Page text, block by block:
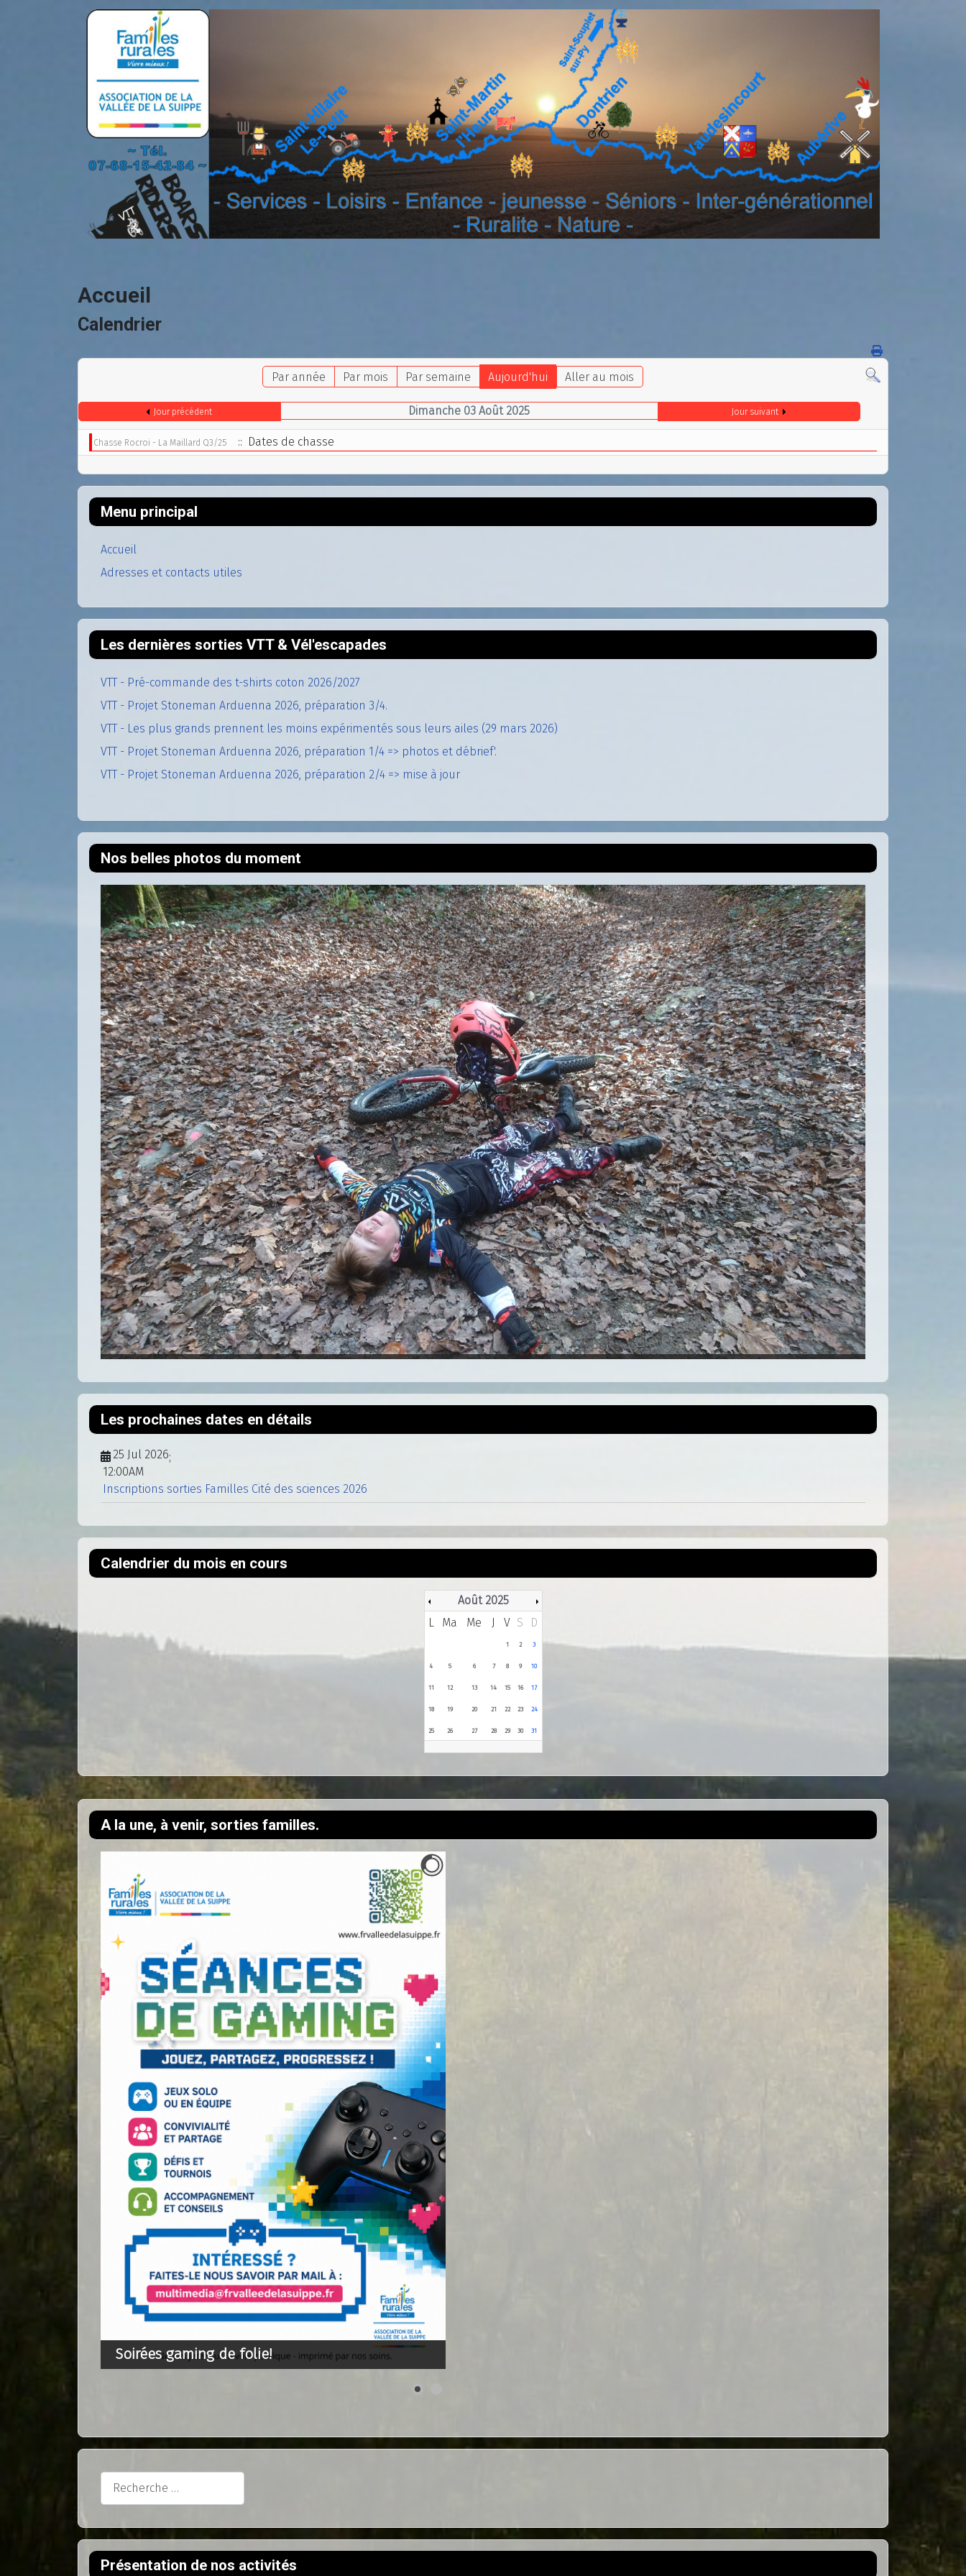
A la une, à venir, sorties familles.
Rechercher
Présentation de nos activités
Accueil
Calendrier
Par année Par mois Par semaine Aujourd'hui Aller au mois
Jour précédent Dimanche 03 Août 2025 Jour suivant
Chasse Rocroi - La Maillard Q3/25 :: Dates de chasse
Menu principal
Accueil
Adresses et contacts utiles
Les dernières sorties VTT & Vél'escapades
VTT - Pré-commande des t-shirts coton 2026/2027
VTT - Projet Stoneman Arduenna 2026, préparation 3/4.
VTT - Les plus grands prennent les moins expérimentés sous leurs ailes (29 mars 2026)
VTT - Projet Stoneman Arduenna 2026, préparation 1/4 => photos et débrief'.
VTT - Projet Stoneman Arduenna 2026, préparation 2/4 => mise à jour
Nos belles photos du moment
Les prochaines dates en détails
25 Jul 2026;
12:00AM
Inscriptions sorties Familles Cité des sciences 2026
Calendrier du mois en cours
Août 2025
L
Ma Me J V S D
1 2 3
4 5 6 7 8 9 10
11 12 13 14 15 16 17
18 19 20 21 22 23 24
25 26 27 28 29 30 31